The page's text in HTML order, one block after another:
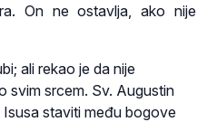
On ne ostavlja, ako nije
ali rekao je da nije
svim srcem. Sv. Augustin
Isusa staviti među bogove